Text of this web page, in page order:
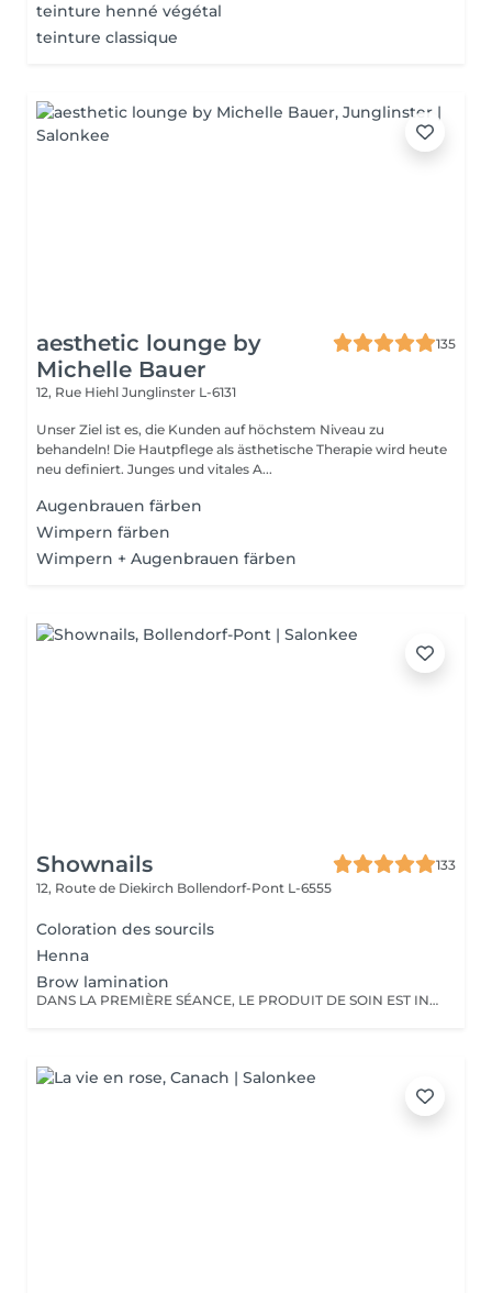
teinture henné végétal
teinture classique
aesthetic lounge by
Michelle Bauer
135
12, Rue Hiehl Junglinster L-6131
Unser Ziel ist es, die Kunden auf höchstem Niveau zu
behandeln! Die Hautpflege als ästhetische Therapie wird heute
neu definiert. Junges und vitales A...
Augenbrauen färben
Wimpern färben
Wimpern + Augenbrauen färben
Shownails
133
12, Route de Diekirch Bollendorf-Pont L-6555
Coloration des sourcils
Henna
Brow lamination
DANS LA PREMIÈRE SÉANCE, LE PRODUIT DE SOIN EST INCLUS